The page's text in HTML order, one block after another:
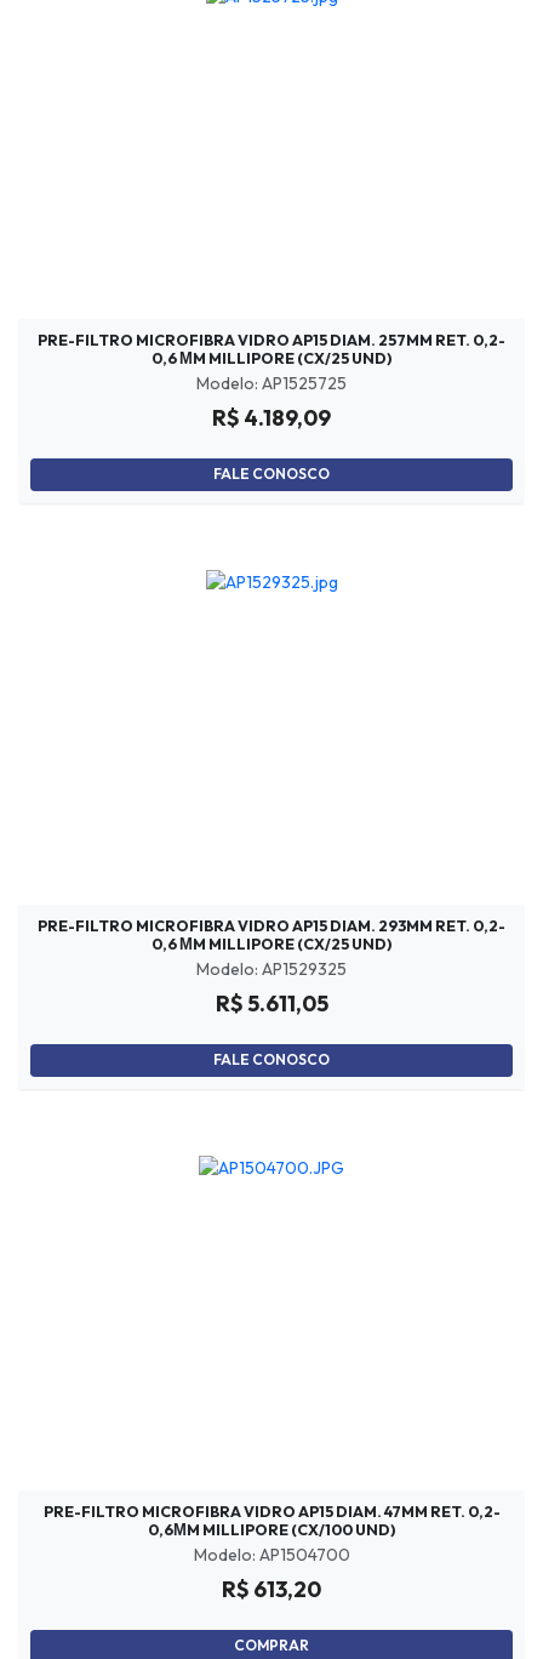
PRE-FILTRO MICROFIBRA VIDRO AP15 DIAM. 257MM RET. 0,2-
0,6 ΜM MILLIPORE (CX/25 UND)
Modelo: AP1525725
R$ 4.189,09
FALE CONOSCO
PRE-FILTRO MICROFIBRA VIDRO AP15 DIAM. 293MM RET. 0,2-
0,6 ΜM MILLIPORE (CX/25 UND)
Modelo: AP1529325
R$ 5.611,05
FALE CONOSCO
PRE-FILTRO MICROFIBRA VIDRO AP15 DIAM. 47MM RET. 0,2-
0,6ΜM MILLIPORE (CX/100 UND)
Modelo: AP1504700
R$ 613,20
COMPRAR